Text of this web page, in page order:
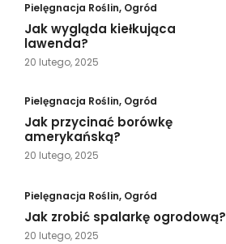
Pielęgnacja Roślin, Ogród
Jak wygląda kiełkująca
lawenda?
20 lutego, 2025
Pielęgnacja Roślin, Ogród
Jak przycinać borówkę
amerykańską?
20 lutego, 2025
Pielęgnacja Roślin, Ogród
Jak zrobić spalarkę ogrodową?
20 lutego, 2025